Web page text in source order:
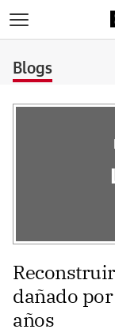
Blogs
dañado
años